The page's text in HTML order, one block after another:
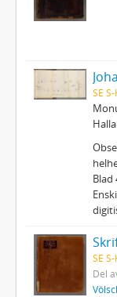
SE
Blad
SE
Del